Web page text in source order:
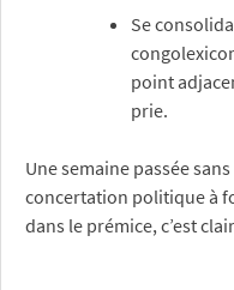
Se
point
prie.
Une semaine passée
concertation politique à
dans le prémice, c’est